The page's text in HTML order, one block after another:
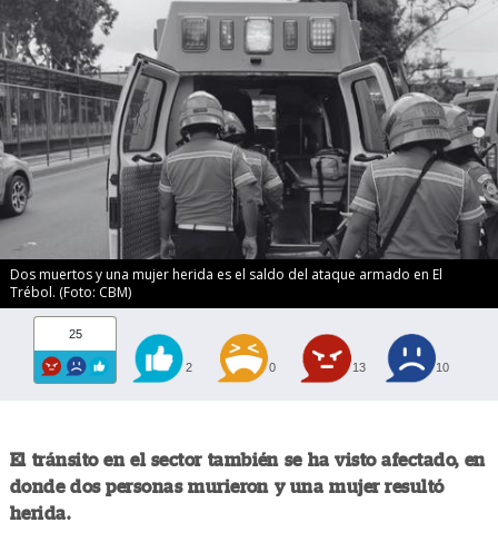
Dos muertos y una mujer herida es el saldo del ataque armado en El
Trébol. (Foto: CBM)
25
2 0 13 10
El tránsito en el sector también se ha visto afectado, en
donde dos personas murieron y una mujer resultó
herida.